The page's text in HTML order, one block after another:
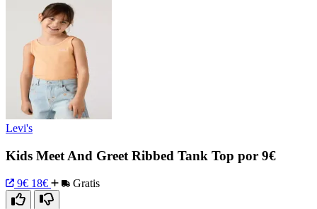
Levi's
Kids Meet And Greet Ribbed Tank Top por 9€
9€ 18€ Gratis